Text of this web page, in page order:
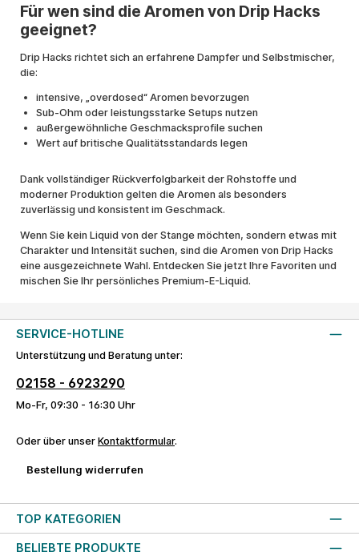
Für wen sind die Aromen von Drip Hacks
geeignet?
Drip Hacks richtet sich an erfahrene Dampfer und Selbstmischer,
die:
intensive, „overdosed“ Aromen bevorzugen
Sub-Ohm oder leistungsstarke Setups nutzen
außergewöhnliche Geschmacksprofile suchen
Wert auf britische Qualitätsstandards legen
Dank vollständiger Rückverfolgbarkeit der Rohstoffe und
moderner Produktion gelten die Aromen als besonders
zuverlässig und konsistent im Geschmack.
Wenn Sie kein Liquid von der Stange möchten, sondern etwas mit
Charakter und Intensität suchen, sind die Aromen von Drip Hacks
eine ausgezeichnete Wahl. Entdecken Sie jetzt Ihre Favoriten und
mischen Sie Ihr persönliches Premium-E-Liquid.
SERVICE-HOTLINE
Unterstützung und Beratung unter:
02158 - 6923290
Mo-Fr, 09:30 - 16:30 Uhr
Oder über unser Kontaktformular.
Bestellung widerrufen
TOP KATEGORIEN
BELIEBTE PRODUKTE